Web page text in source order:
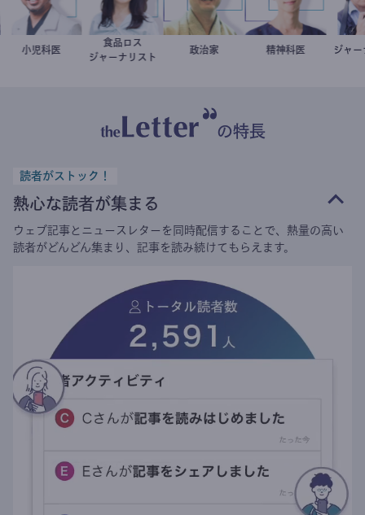
今西洋介
小児科医 井出留美
食品ロス
ジャーナリスト
小坂英二
政治家 藤野智哉
精神科医 ジ
の特長
読者がストック！
熱心な読者が集まる
ウェブ記事とニュースレターを同時配信することで、熱量の高い
読者がどんどん集まり、記事を読み続けてもらえます。